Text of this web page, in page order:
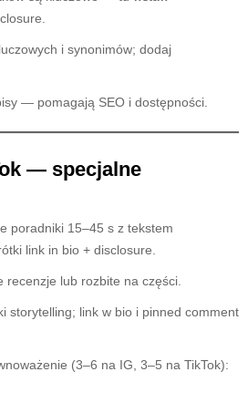
i synonimów; dodaj
— pomagają SEO i dostępności.
— specjalne
poradniki 15–45 s z tekstem
link in bio + disclosure.
recenzje lub rozbite na części.
storytelling; link w bio i pinned comment
(3–6 na IG, 3–5 na TikTok):